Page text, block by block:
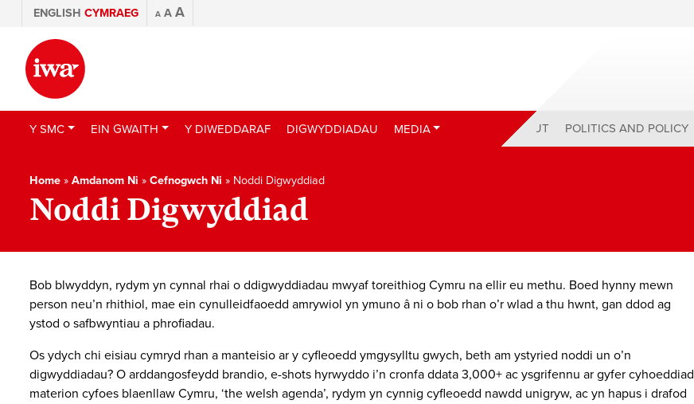
ENGLISH CYMRAEG A A A
Y SMC EIN GWAITH Y DIWEDDARAF DIGWYDDIADAU MEDIA ABOUT POLITICS AND POLICY
Home » Amdanom Ni » Cefnogwch Ni » Noddi Digwyddiad
Noddi Digwyddiad
Bob blwyddyn, rydym yn cynnal rhai o ddigwyddiadau mwyaf toreithiog Cymru na ellir eu methu. Boed hynny mewn
person neu’n rhithiol, mae ein cynulleidfaoedd amrywiol yn ymuno â ni o bob rhan o’r wlad a thu hwnt, gan ddod ag
ystod o safbwyntiau a phrofiadau.
Os ydych chi eisiau cymryd rhan a manteisio ar y cyfleoedd ymgysylltu gwych, beth am ystyried noddi un o’n
digwyddiadau? O arddangosfeydd brandio, e-shots hyrwyddo i’n cronfa ddata 3,000+ ac ysgrifennu ar gyfer cyhoeddiad
materion cyfoes blaenllaw Cymru, ‘the welsh agenda’, rydym yn cynnig cyfleoedd nawdd unigryw, ac yn hapus i drafod